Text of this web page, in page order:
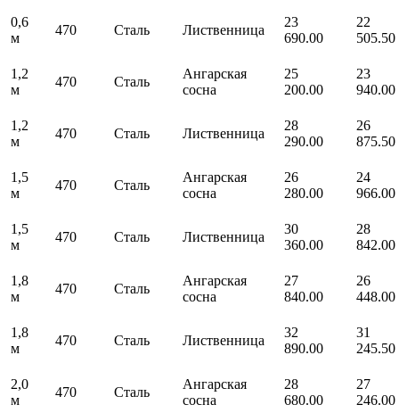
0,6
м
470 Сталь Лиственница
23
690.00
22
505.50
1,2
м
470 Сталь
Ангарская
сосна
25
200.00
23
940.00
1,2
м
470 Сталь Лиственница
28
290.00
26
875.50
1,5
м
470 Сталь
Ангарская
сосна
26
280.00
24
966.00
1,5
м
470 Сталь Лиственница
30
360.00
28
842.00
1,8
м
470 Сталь
Ангарская
сосна
27
840.00
26
448.00
1,8
м
470 Сталь Лиственница
32
890.00
31
245.50
2,0
м
470 Сталь
Ангарская
сосна
28
680.00
27
246.00